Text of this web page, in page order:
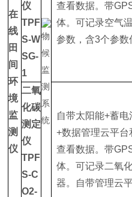
在
线
田
间
环
境
监
测
仪
仪
TPF
S-W
SG-
1
查看数据。带
体。可记录空气
参数，含3个参数
二氧
化碳
测定
仪
TPF
S-C
O2-
自带太阳能+蓄
+数据管理云平
查看数据。带
体。可记录二氧
器。自带管理云平